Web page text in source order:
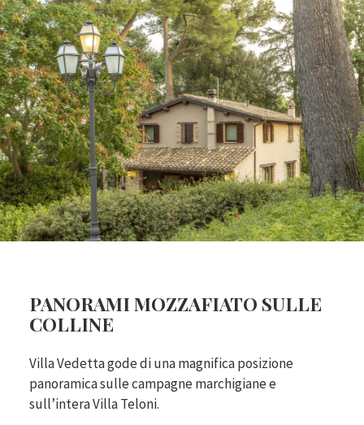
PANORAMI MOZZAFIATO SULLE
COLLINE
Villa Vedetta gode di una magnifica posizione
panoramica sulle campagne marchigiane e
sull’intera Villa Teloni.